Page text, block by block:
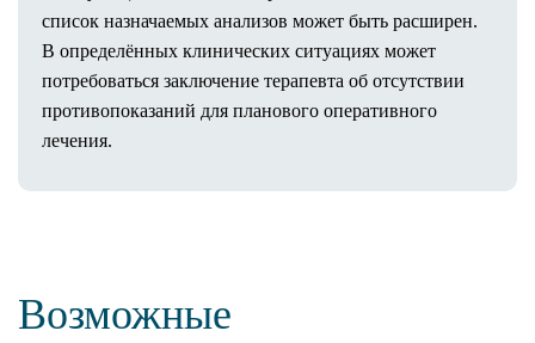
список назначаемых анализов может быть расширен.
В определённых клинических ситуациях может
потребоваться заключение терапевта об отсутствии
противопоказаний для планового оперативного
лечения.
Возможные